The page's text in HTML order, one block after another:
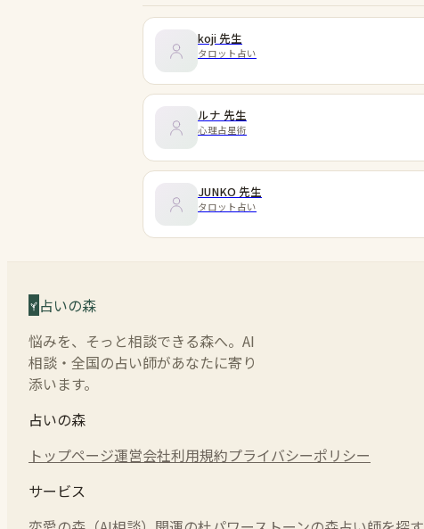
koji 先生
タロット占い
ルナ 先生
心理占星術
JUNKO 先生
タロット占い
占いの森
悩みを、そっと相談できる森へ。AI
相談・全国の占い師があなたに寄り
添います。
占いの森
トップページ運営会社利用規約プライバシーポリシー
サービス